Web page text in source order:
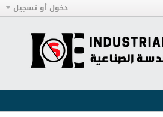
دخول أو تسجيل